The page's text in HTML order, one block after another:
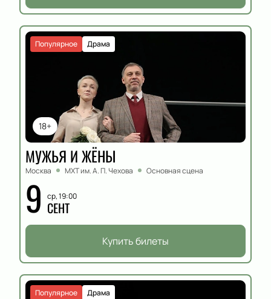
18+
Драма
Популярное
МУЖЬЯ И ЖЁНЫ
Москва МХТ им. А. П. Чехова Основная сцена
9 ср, 19:00
СЕНТ
Купить билеты
Драма
Популярное